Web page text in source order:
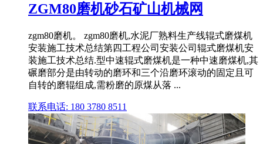
ZGM80磨机砂石矿山机械网
zgm80磨机。 zgm80磨机,水泥厂熟料生产线辊式磨煤机
安装施工技术总结第四工程公司安装公司辊式磨煤机安
装施工技术总结.型中速辊式磨煤机是一种中速磨煤机,其
碾磨部分是由转动的磨环和三个沿磨环滚动的固定且可
自转的磨辊组成,需粉磨的原煤从落 ...
联系电话: 180 3780 8511